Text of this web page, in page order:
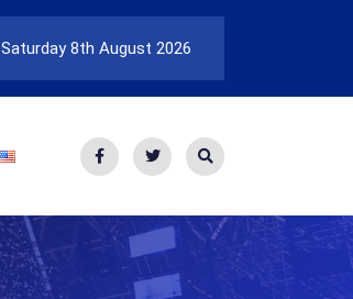
Saturday 8th August 2026